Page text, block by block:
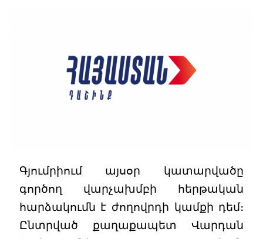
Գյումրիում այսօր կատարվածը
գործող վարչախմբի հերթական
հարձակումն է ժողովրդի կամքի դեմ։
Ընտրված քաղաքապետ Վարդան